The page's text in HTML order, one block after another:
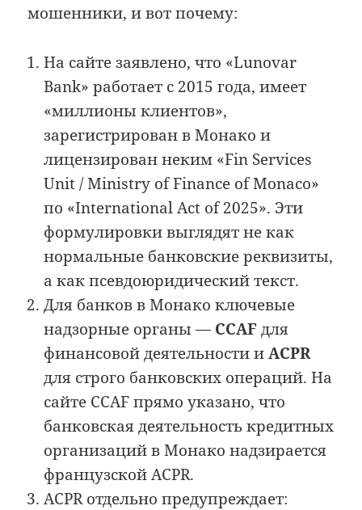
мошенники, и вот почему:
На сайте заявлено, что «Lunovar
Bank» работает с 2015 года, имеет
«миллионы клиентов»,
зарегистрирован в Монако и
лицензирован неким «Fin Services
Unit / Ministry of Finance of Monaco»
по «International Act of 2025». Эти
формулировки выглядят не как
нормальные банковские реквизиты,
а как псевдоюридический текст.
Для банков в Монако ключевые
надзорные органы — CCAFдля
финансовой деятельности иACPR
для строго банковских операций. На
сайте CCAF прямо указано, что
банковская деятельность кредитных
организаций в Монако надзирается
французской ACPR.
ACPR отдельно предупреждает: